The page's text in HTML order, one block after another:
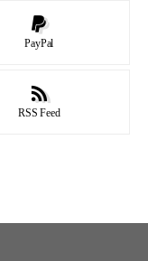
PayPal
RSS Feed